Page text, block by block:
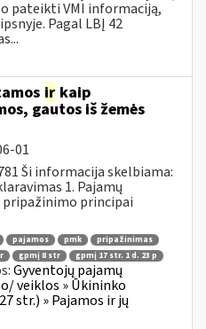
pateikti VMI informaciją,
Pagal LBĮ 42
ir kaip
gautos iš žemės
01
Ši informacija skelbiama:
1. Pajamų
principai
pajamos pmk
pripažinimas
gpmį 8 str gpmį 17 str. 1 d. 23 p
Gyventojų pajamų
veiklos » Ūkininko
str.) » Pajamos ir jų